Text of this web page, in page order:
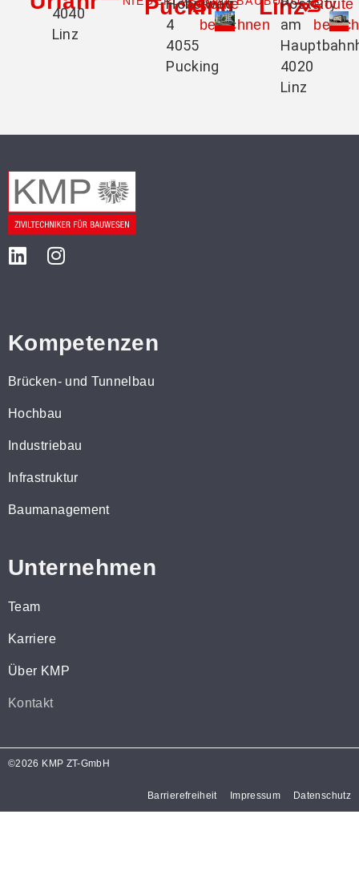
4040
Linz
Pucking
Hobelweg
4
4055
Pucking
Route
berechnen
LinzPostcity
am
4020
Linz
Route
Kompetenzen
Brücken- und Tunnelbau
Hochbau
Industriebau
Infrastruktur
Baumanagement
Unternehmen
Team
Karriere
Über KMP
Kontakt
©2026 KMP ZT-GmbH
Barrierefreiheit Impressum Datenschutz